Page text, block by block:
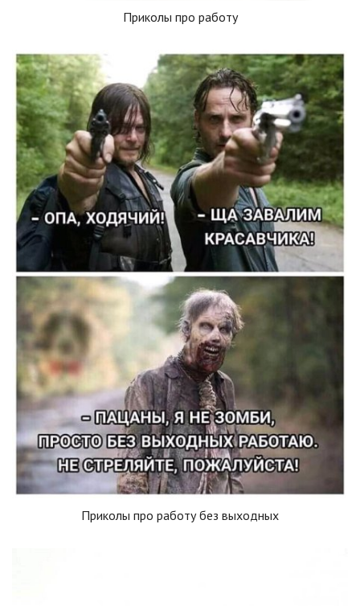
Приколы про работу
Приколы про работу без выходных